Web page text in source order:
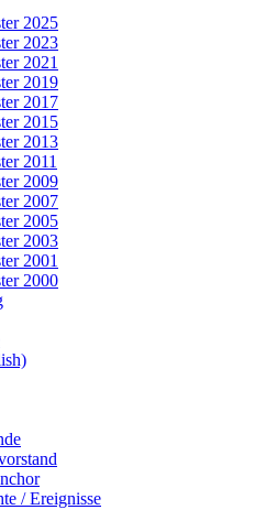
2025
2023
2021
2019
2017
2015
2013
2011
2009
2007
2005
2003
2001
2000
/ Ereignisse